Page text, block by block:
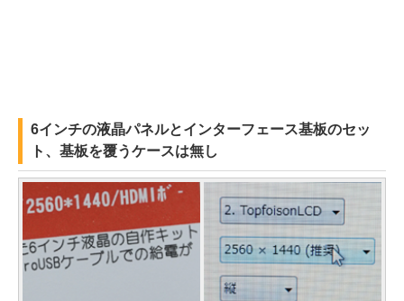
6インチの液晶パネルとインターフェース基板のセッ
ト、基板を覆うケースは無し